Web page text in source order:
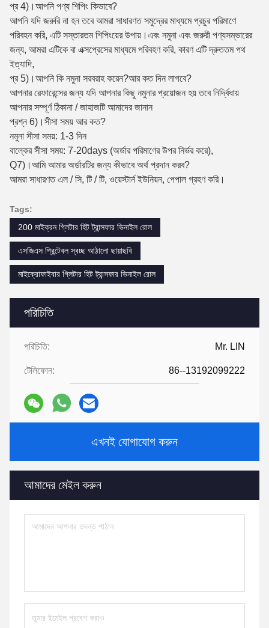
পরিচিতি
পরিচিতি: Mr. LIN
টেলিফোন: 86--13192099222
এখনই যোগাযোগ করুন
আমাদের মেইল ​​করুন
প্র 4)।আপনি পণ্য শিপিং কিভাবে?
আপনি যদি জরুরি না হন তবে আমরা সাধারণত সমুদ্রের মাধ্যমে প্রচুর পরিমাণে
পরিবহন করি, এটি সস্তারতম শিপিংয়ের উপায়।এবং নমুনা এবং জরুরী পণ্যসম্ভারের
জন্য, আমরা এটিকে বা এক্সপ্রেসের মাধ্যমে পরিবহণ করি, কারণ এটি দ্রুততম পথ
ইত্যাদি,
প্র 5)।আপনি কি নমুনা সরবরাহ করেন?আর কত দিন লাগবে?
আপনার রেফারেন্সের জন্য যদি আপনার কিছু নমুনার প্রয়োজন হয় তবে নির্দ্বিধায়
আপনার সম্পূর্ণ ঠিকানা / জাহাজটি আমাদের জানান
প্রশ্ন 6)।সীসা সময় আর কত?
নমুনা সীসা সময়: 1-3 দিন
বাল্কের সীসা সময়: 7-20days (অর্ডার পরিমাণের উপর নির্ভর করে),
Q7)।আমি আমার অর্ডারটির জন্য কীভাবে অর্থ প্রদান করব?
আমরা সাধারণত এল / সি, টি / টি, ওয়েস্টার্ন ইউনিয়ন, পেপাল গ্রহণ করি।
Tags:
200 মাইক্রন গ্লিটার হিট ট্রান্সফার ভিনাইল রোল
এসজিএস প্রিন্টেবল স্বচ্ছ আঠালো ছায়াছবি
মাইক্রোফাইবার গ্লিটার হিট ট্রান্সফার ভিনাইল রোল